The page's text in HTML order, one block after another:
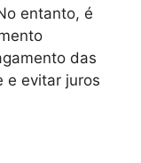
entanto, é
das
e evitar juros